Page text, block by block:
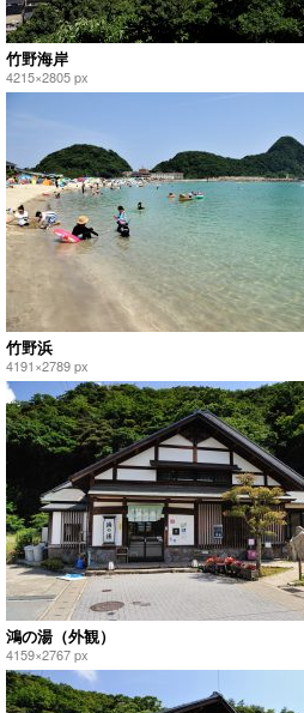
竹野海岸
4215×2805 px
竹野浜
4191×2789 px
鴻の湯（外観）
4159×2767 px